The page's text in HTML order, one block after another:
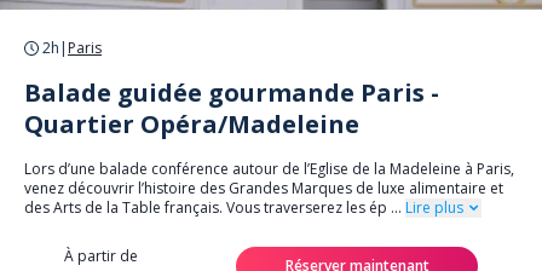
2h | Paris
Balade guidée gourmande Paris -
Quartier Opéra/Madeleine
Lors d’une balade conférence autour de l’Eglise de la Madeleine à Paris,
venez découvrir l’histoire des Grandes Marques de luxe alimentaire et
des Arts de la Table français. Vous traverserez les ép ... Lire plus
À partir de Réserver maintenant